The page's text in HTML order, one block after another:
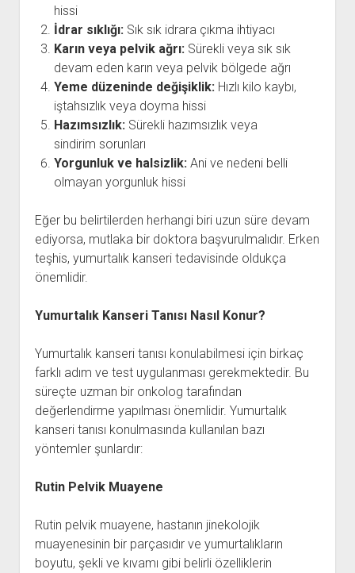
hissi
İdrar sıklığı: Sık sık idrara çıkma ihtiyacı
Karın veya pelvik ağrı: Sürekli veya sık sık
devam eden karın veya pelvik bölgede ağrı
Yeme düzeninde değişiklik: Hızlı kilo kaybı,
iştahsızlık veya doyma hissi
Hazımsızlık: Sürekli hazımsızlık veya
sindirim sorunları
Yorgunluk ve halsizlik: Ani ve nedeni belli
olmayan yorgunluk hissi
Eğer bu belirtilerden herhangi biri uzun süre devam
ediyorsa, mutlaka bir doktora başvurulmalıdır. Erken
teşhis, yumurtalık kanseri tedavisinde oldukça
önemlidir.
Yumurtalık Kanseri Tanısı Nasıl Konur?
Yumurtalık kanseri tanısı konulabilmesi için birkaç
farklı adım ve test uygulanması gerekmektedir. Bu
süreçte uzman bir onkolog tarafından
değerlendirme yapılması önemlidir. Yumurtalık
kanseri tanısı konulmasında kullanılan bazı
yöntemler şunlardır:
Rutin Pelvik Muayene
Rutin pelvik muayene, hastanın jinekolojik
muayenesinin bir parçasıdır ve yumurtalıkların
boyutu, şekli ve kıvamı gibi belirli özelliklerin